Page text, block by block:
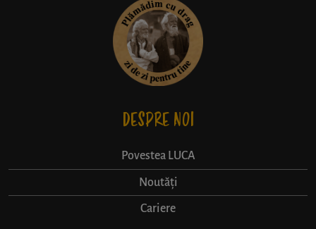
DESPRE NOI
Povestea LUCA
Noutăți
Cariere